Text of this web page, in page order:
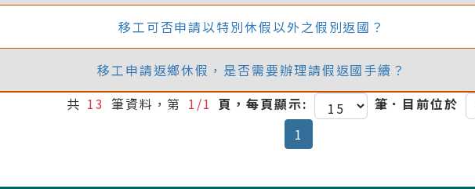
移工可否申請以特別休假以外之假別返國？
移工申請返鄉休假，是否需要辦理請假返國手續？
共 13 筆資料，第 1/1 頁，每頁顯示: 筆．目前位於
1